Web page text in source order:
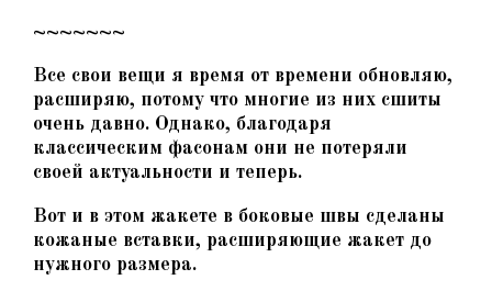
~~~~~~~
Все свои вещи я время от времени обновляю,
расширяю, потому что многие из них сшиты
очень давно. Однако, благодаря
классическим фасонам они не потеряли
своей актуальности и теперь.
Вот и в этом жакете в боковые швы сделаны
кожаные вставки, расширяющие жакет до
нужного размера.